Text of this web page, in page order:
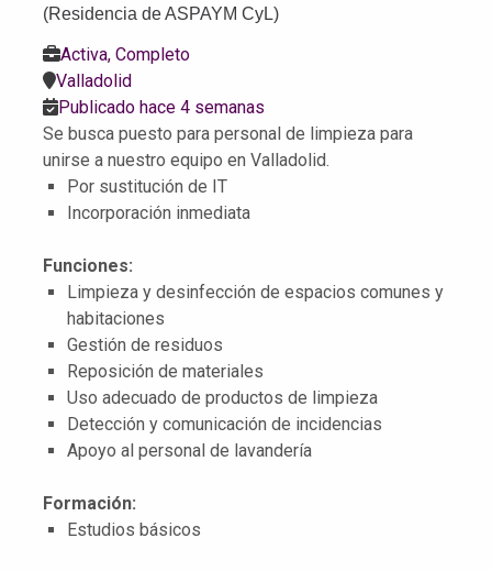
(Residencia de ASPAYM CyL)
Activa, Completo
Valladolid
Publicado hace 4 semanas
Se busca puesto para personal de limpieza para
unirse a nuestro equipo en Valladolid.
Por sustitución de IT
Incorporación inmediata
Funciones:
Limpieza y desinfección de espacios comunes y
habitaciones
Gestión de residuos
Reposición de materiales
Uso adecuado de productos de limpieza
Detección y comunicación de incidencias
Apoyo al personal de lavandería
Formación:
Estudios básicos